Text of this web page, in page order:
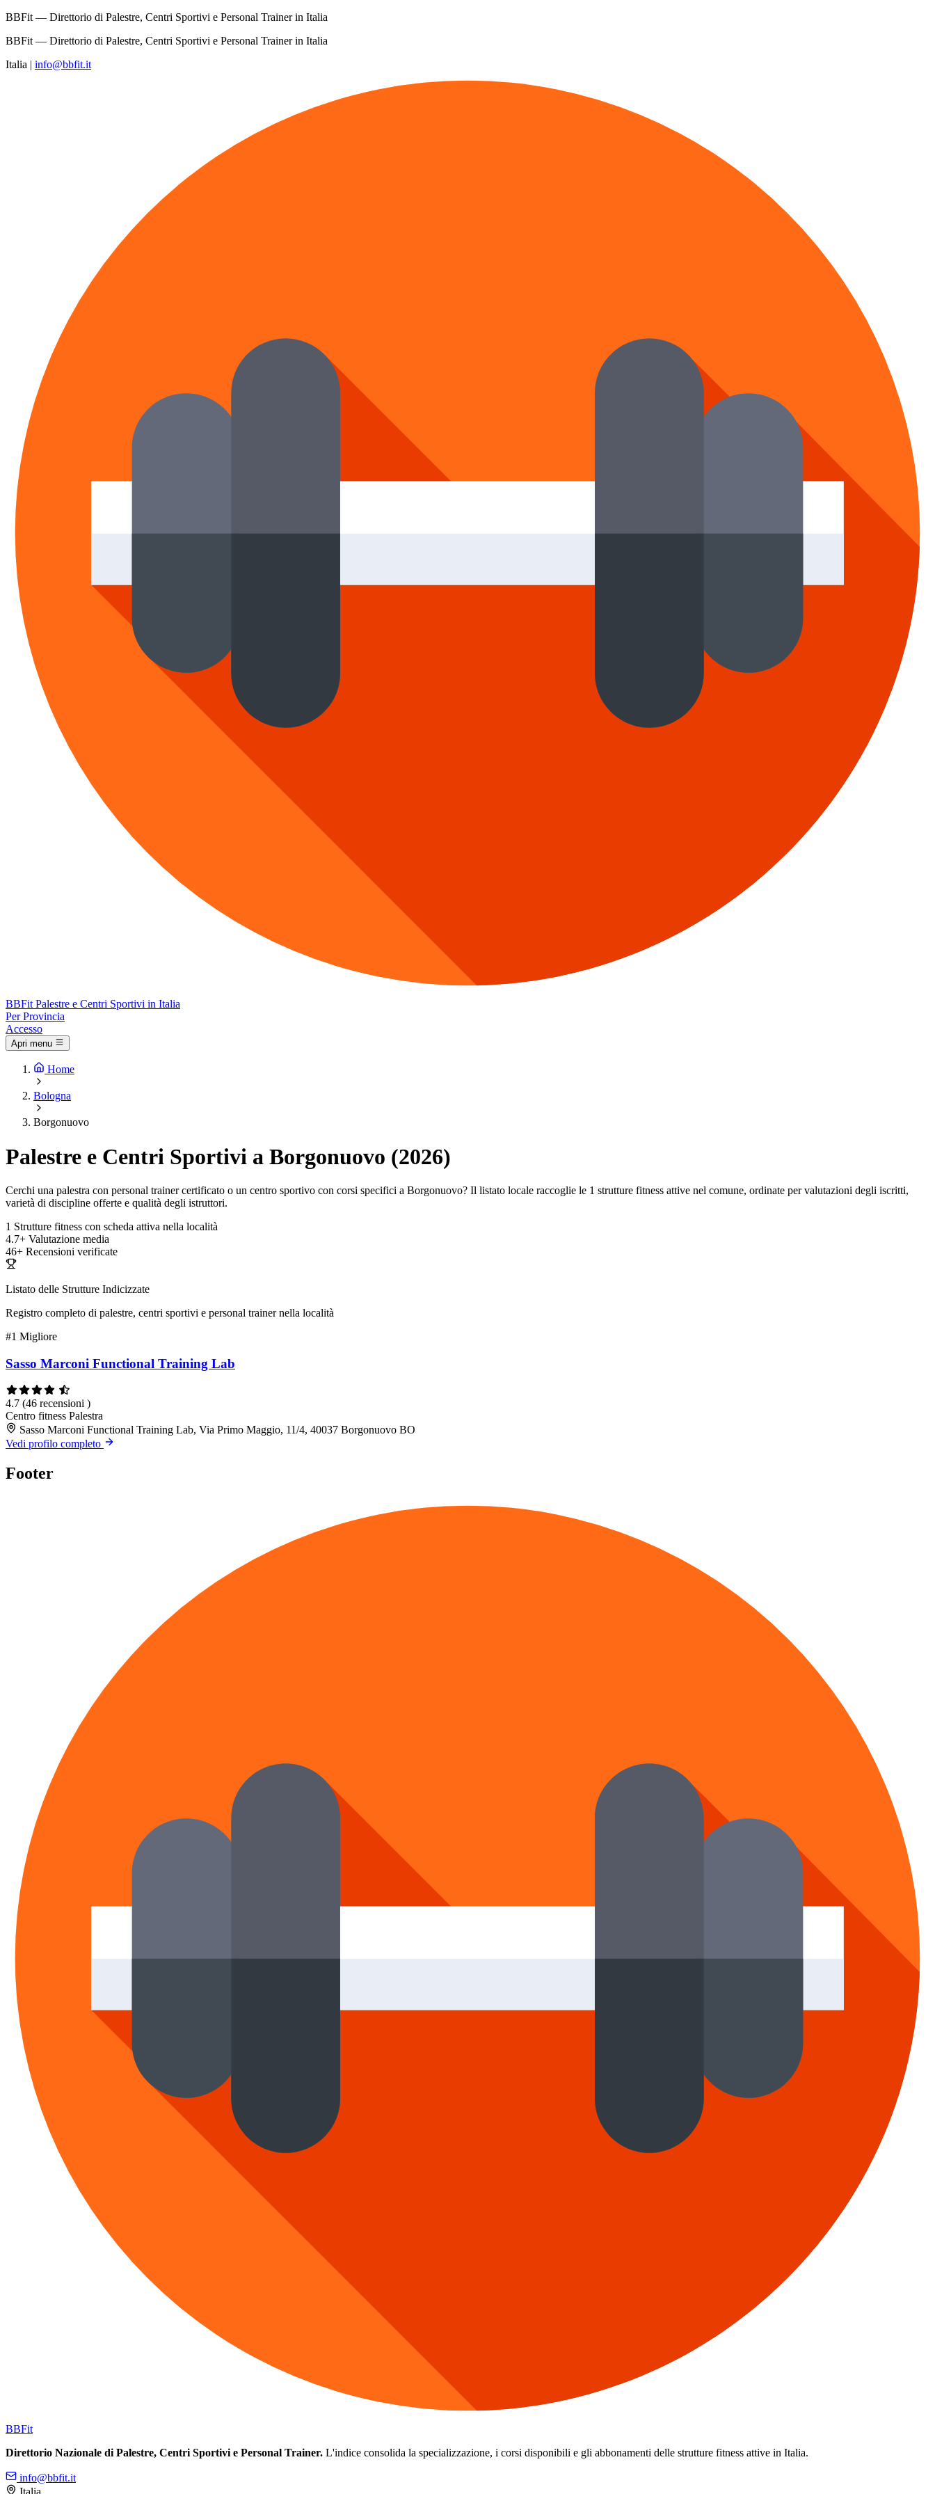
BBFit — Direttorio di Palestre, Centri Sportivi e Personal Trainer in Italia
BBFit — Direttorio di Palestre, Centri Sportivi e Personal Trainer in Italia
Italia | info@bbfit.it
BBFit Palestre e Centri Sportivi in Italia
Per Provincia
Accesso
Apri menu
Home
Bologna
Borgonuovo
Palestre e Centri Sportivi a Borgonuovo (2026)
Cerchi una palestra con personal trainer certificato o un centro sportivo con corsi specifici a Borgonuovo? Il listato locale raccoglie le 1 strutture fitness attive nel comune, ordinate per valutazioni degli iscritti,
varietà di discipline offerte e qualità degli istruttori.
1 Strutture fitness con scheda attiva nella località
4.7+ Valutazione media
46+ Recensioni verificate
Listato delle Strutture Indicizzate
Registro completo di palestre, centri sportivi e personal trainer nella località
#1 Migliore
Sasso Marconi Functional Training Lab
4.7 (46 recensioni )
Centro fitness Palestra
Sasso Marconi Functional Training Lab, Via Primo Maggio, 11/4, 40037 Borgonuovo BO
Vedi profilo completo
Footer
BBFit
Direttorio Nazionale di Palestre, Centri Sportivi e Personal Trainer. L'indice consolida la specializzazione, i corsi disponibili e gli abbonamenti delle strutture fitness attive in Italia.
info@bbfit.it